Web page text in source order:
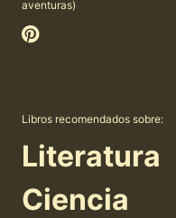
aventuras)
Libros recomendados sobre:
Literatura
Ciencia